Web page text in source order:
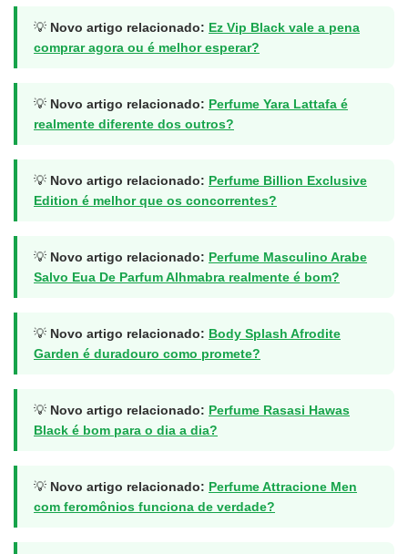
💡 Novo artigo relacionado: Ez Vip Black vale a pena
comprar agora ou é melhor esperar?
💡 Novo artigo relacionado: Perfume Yara Lattafa é
realmente diferente dos outros?
💡 Novo artigo relacionado: Perfume Billion Exclusive
Edition é melhor que os concorrentes?
💡 Novo artigo relacionado: Perfume Masculino Arabe
Salvo Eua De Parfum Alhmabra realmente é bom?
💡 Novo artigo relacionado: Body Splash Afrodite
Garden é duradouro como promete?
💡 Novo artigo relacionado: Perfume Rasasi Hawas
Black é bom para o dia a dia?
💡 Novo artigo relacionado: Perfume Attracione Men
com feromônios funciona de verdade?